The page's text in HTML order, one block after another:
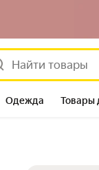
Одежда Товары